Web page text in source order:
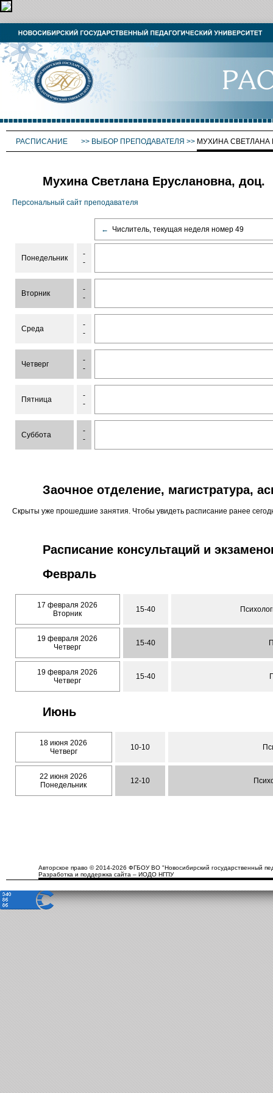
РАСПИСАНИЕ >> ВЫБОР ПРЕПОДАВАТЕЛЯ >> МУХИНА СВЕТЛАНА
Мухина Светлана Еруслановна, доц.
Персональный сайт преподавателя
← Числитель, текущая неделя номер 49
Понедельник
-
-
Вторник
-
-
Среда
-
-
Четверг
-
-
Пятница
-
-
Суббота
-
-
Заочное отделение, магистратура,
Скрыты уже прошедшие занятия. Чтобы увидеть расписание ранее
Расписание консультаций и
Февраль
17 февраля 2026
Вторник
15-40
19 февраля 2026
Четверг
15-40
19 февраля 2026
Четверг
15-40
Июнь
18 июня 2026
Четверг
10-10
22 июня 2026
Понедельник
12-10
Авторское право © 2014-2026 ФГБОУ ВО "Новосибирский государственный
Разработка и поддержка сайта – ИОДО НГПУ